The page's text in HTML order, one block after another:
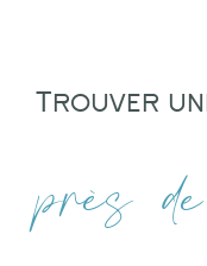
Trouver
près